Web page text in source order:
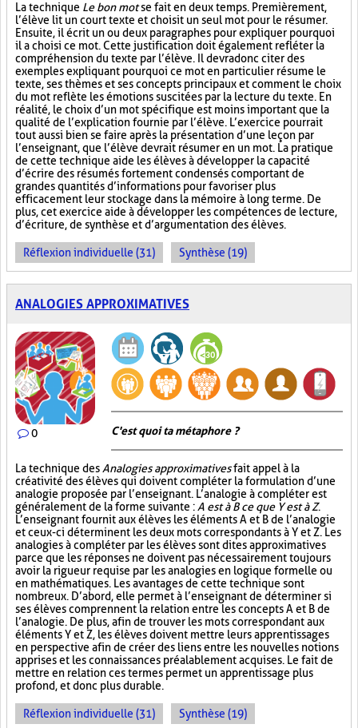
La technique Le bon motse fait en deux temps. Premièrement,
l’élève lit un court texte et choisit un seul mot pour le résumer.
Ensuite, il écrit un ou deux paragraphes pour expliquer pourquoi
il a choisi ce mot. Cette justification doit également refléter la
compréhension du texte par l’élève. Il devra donc citer des
exemples expliquant pourquoi ce mot en particulier résume le
texte, ses thèmes et ses concepts principaux et comment le choix
du mot reflète les émotions suscitées par la lecture du texte. En
réalité, le choix d’un mot spécifique est moins important que la
qualité de l’explication fournie par l’élève. L’exercice pourrait
tout aussi bien se faire après la présentation d’une leçon par
l’enseignant, que l’élève devrait résumer en un mot. La pratique
de cette technique aide les élèves à développer la capacité
d’écrire des résumés fortement condensés comportant de
grandes quantités d’informations pour favoriser plus
efficacement leur stockage dans la mémoire à long terme. De
plus, cet exercice aide à développer les compétences de lecture,
d’écriture, de synthèse et d’argumentation des élèves.
Réflexion individuelle (31) Synthèse (19)
ANALOGIES APPROXIMATIVES
0 C'est quoi ta métaphore ?
La technique des Analogies approximativesfait appel à la
créativité des élèves qui doivent compléter la formulation d’une
analogie proposée par l’enseignant. L’analogie à compléter est
généralement de la forme suivante : A est à B ce que Y est à Z.
L’enseignant fournit aux élèves les éléments A et B de l’analogie
et ceux-ci déterminent les deux mots correspondants à Y et Z. Les
analogies à compléter par les élèves sont dites approximatives
parce que les réponses ne doivent pas nécessairement toujours
avoir la rigueur requise par les analogies en logique formelle ou
en mathématiques. Les avantages de cette technique sont
nombreux. D’abord, elle permet à l’enseignant de déterminer si
ses élèves comprennent la relation entre les concepts A et B de
l’analogie. De plus, afin de trouver les mots correspondant aux
éléments Y et Z, les élèves doivent mettre leurs apprentissages
en perspective afin de créer des liens entre les nouvelles notions
apprises et les connaissances préalablement acquises. Le fait de
mettre en relation ces termes permet un apprentissage plus
profond, et donc plus durable.
Réflexion individuelle (31) Synthèse (19)